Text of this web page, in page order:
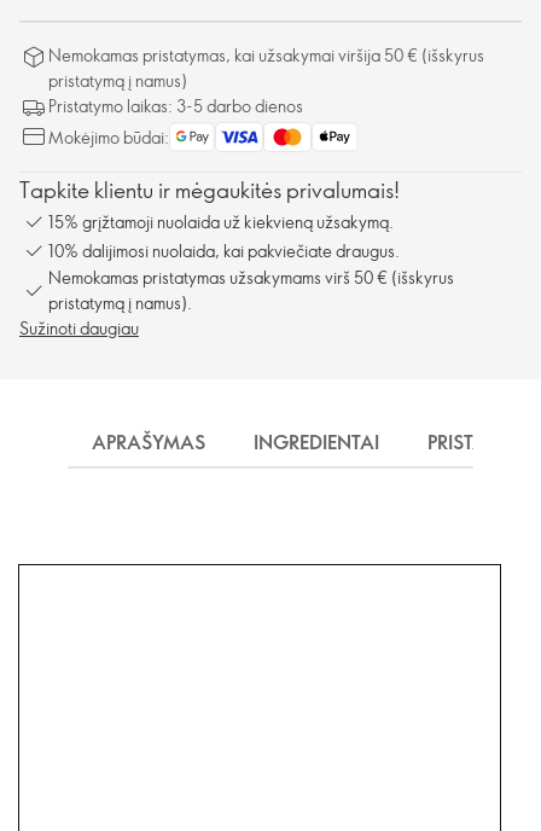
Nemokamas pristatymas, kai užsakymai viršija 50 € (išskyrus
pristatymą į namus)
Pristatymo laikas: 3-5 darbo dienos
Mokėjimo būdai:
Tapkite klientu ir mėgaukitės privalumais!
15% grįžtamoji nuolaida už kiekvieną užsakymą.
10% dalijimosi nuolaida, kai pakviečiate draugus.
Nemokamas pristatymas užsakymams virš 50 € (išskyrus
pristatymą į namus).
Sužinoti daugiau
APRAŠYMAS INGREDIENTAI